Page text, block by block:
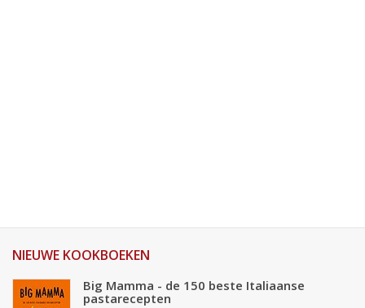
NIEUWE KOOKBOEKEN
Big Mamma - de 150 beste Italiaanse
pastarecepten